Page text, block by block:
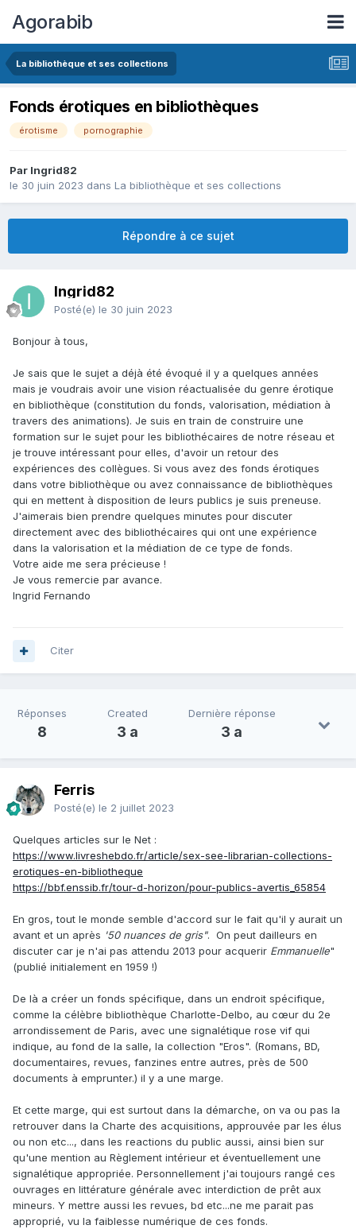
Agorabib
La bibliothèque et ses collections
Fonds érotiques en bibliothèques
érotisme pornographie
Par Ingrid82
le 30 juin 2023 dans La bibliothèque et ses collections
Répondre à ce sujet
Ingrid82
Posté(e) le 30 juin 2023
Bonjour à tous,
Je sais que le sujet a déjà été évoqué il y a quelques années
mais je voudrais avoir une vision réactualisée du genre érotique
en bibliothèque (constitution du fonds, valorisation, médiation à
travers des animations). Je suis en train de construire une
formation sur le sujet pour les bibliothécaires de notre réseau et
je trouve intéressant pour elles, d'avoir un retour des
expériences des collègues. Si vous avez des fonds érotiques
dans votre bibliothèque ou avez connaissance de bibliothèques
qui en mettent à disposition de leurs publics je suis preneuse.
J'aimerais bien prendre quelques minutes pour discuter
directement avec des bibliothécaires qui ont une expérience
dans la valorisation et la médiation de ce type de fonds.
Votre aide me sera précieuse !
Je vous remercie par avance.
Ingrid Fernando
Citer
Réponses
8
Created
3 a
Dernière réponse
3 a
Ferris
Posté(e) le 2 juillet 2023
Quelques articles sur le Net :
https://www.livreshebdo.fr/article/sex-see-librarian-collections-
erotiques-en-bibliotheque
https://bbf.enssib.fr/tour-d-horizon/pour-publics-avertis_65854
En gros, tout le monde semble d'accord sur le fait qu'il y aurait un
avant et un après '50 nuances de gris". On peut dailleurs en
discuter car je n'ai pas attendu 2013 pour acquerir Emmanuelle"
(publié initialement en 1959 !)
De là a créer un fonds spécifique, dans un endroit spécifique,
comme la célèbre bibliothèque Charlotte-Delbo, au cœur du 2e
arrondissement de Paris, avec une signalétique rose vif qui
indique, au fond de la salle, la collection "Eros". (Romans, BD,
documentaires, revues, fanzines entre autres, près de 500
documents à emprunter.) il y a une marge.
Et cette marge, qui est surtout dans la démarche, on va ou pas la
retrouver dans la Charte des acquisitions, approuvée par les élus
ou non etc..., dans les reactions du public aussi, ainsi bien sur
qu'une mention au Règlement intérieur et éventuellement une
signalétique appropriée. Personnellement j'ai toujours rangé ces
ouvrages en littérature générale avec interdiction de prêt aux
mineurs. Y mettre aussi les revues, bd etc...ne me parait pas
approprié, vu la faiblesse numérique de ces fonds.